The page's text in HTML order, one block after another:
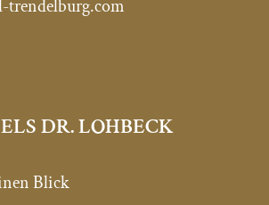
trendelburg.com
DR. LOHBECK
Blick